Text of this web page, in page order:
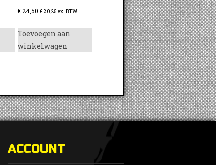
€24,50 €20,25 ex. BTW
Toevoegen aan
winkelwagen
ACCOUNT